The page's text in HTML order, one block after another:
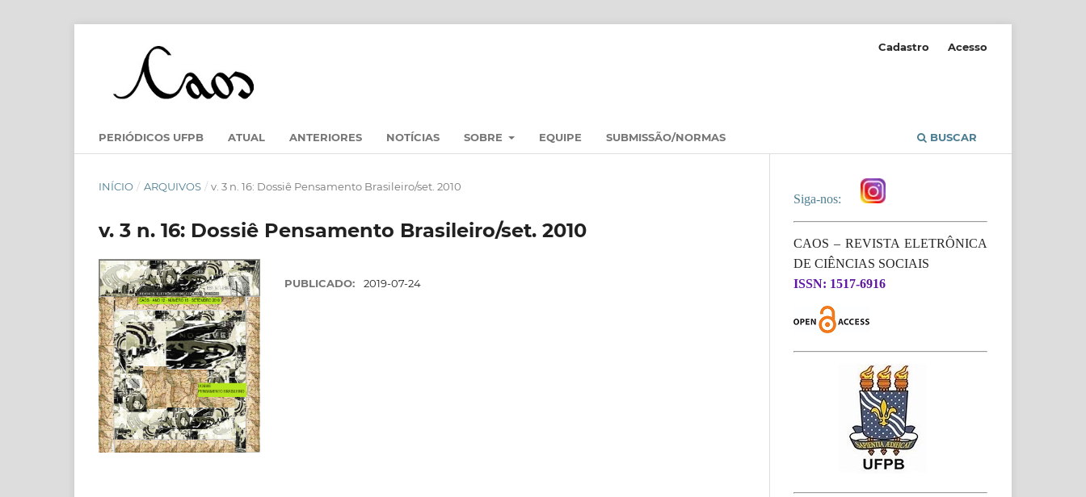
PERIÓDICOS UFPB ATUAL ANTERIORES NOTÍCIAS SOBRE EQUIPE SUBMISSÃO/NORMAS BUSCAR
Cadastro Acesso
INÍCIO / ARQUIVOS / v. 3 n. 16: Dossiê Pensamento Brasileiro/set. 2010
v. 3 n. 16: Dossiê Pensamento Brasileiro/set. 2010
PUBLICADO: 2019-07-24
Siga-nos:
CAOS – REVISTA ELETRÔNICA
DE CIÊNCIAS SOCIAIS
ISSN: 1517-6916